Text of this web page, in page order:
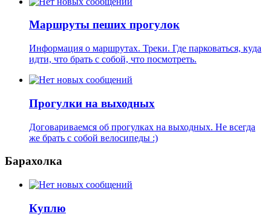
Маршруты пеших прогулок
Информация о маршрутах. Треки. Где парковаться, куда
идти, что брать с собой, что посмотреть.
Прогулки на выходных
Договариваемся об прогулках на выходных. Не всегда
же брать с собой велосипеды :)
Барахолка
Куплю